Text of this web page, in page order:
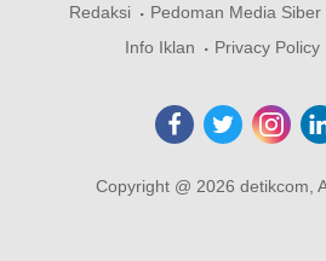
Redaksi Pedoman Media Siber
Info Iklan
Privacy Policy
Copyright @ 2026 detikcom,